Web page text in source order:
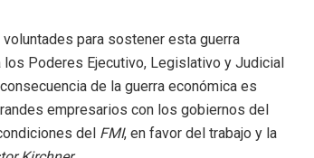
para sostener esta guerra
Poderes Ejecutivo, Legislativo y Judicial
de la guerra económica es
empresarios con los gobiernos del
del FMI, en favor del trabajo y la